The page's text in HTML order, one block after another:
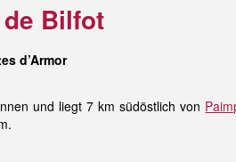
Bilfot
d’Armor
und liegt 7 km südöstlich von